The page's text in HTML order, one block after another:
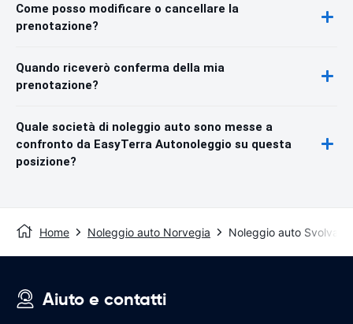
Come posso modificare o cancellare la
prenotazione?
Quando riceverò conferma della mia
prenotazione?
Quale società di noleggio auto sono messe a
confronto da EasyTerra Autonoleggio su questa
posizione?
Home Noleggio auto Norvegia Noleggio auto Svolvær
Aiuto e contatti